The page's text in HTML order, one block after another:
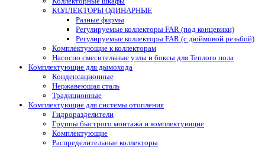
КОЛЛЕКТОРЫ ОДИНАРНЫЕ
Разные фирмы
Регулируемые коллекторы FAR (под концевики)
Регулируемые коллекторы FAR (с дюймовой резьбой)
Комплектующие к коллекторам
Насосно смесительные узлы и боксы для Теплого пола
Комплектующие для дымохода
Конденсационные
Нержавеющая сталь
Традиционные
Комплектующие для системы отопления
Гидроразделители
Группы быстрого монтажа и комплектующие
Комплектующие
Распределительные коллекторы